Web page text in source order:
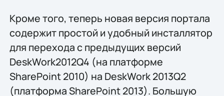
Кроме того, теперь новая версия портала
содержит простой и удобный инсталлятор
для перехода с предыдущих версий
DeskWork2012Q4 (на платформе
SharePoint 2010) на DeskWork 2013Q2
(платформа SharePoint 2013). Большую